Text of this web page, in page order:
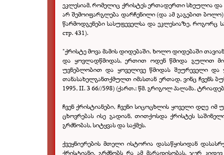
ეკლესიამ, რომელიც ქრისტეს ერთადერთი სხეულია და
არ შემოიფარგლება დარჩენილი (და ამ გაგებით
წარმოდგენები სასუფეველსა და ეკლესიაზე, როგორც
стр. 431).
"ქრისტე მოვა მამის დიდებაში, ხოლო დიდებაში
და ყოვლადწმიდას, ერთით ოდენ წმიდა გულით
უვნებლობით და ყოველივე წმიდას შეურეველი
თანასახელგანთქმულთ იმასთან ერთად, ვინც ჩვენს
1995, II. 3 66//598) (ქართ.: წმ. გრიგოლ პალამა.
ჩვენ ქრისტიანები, ჩვენი სიცოცხლის ყოველი დღე
ცხოვრებას ისე გადიან, თითქოსდა ქრისტეს
გრძნობას, სიტყვას და საქმეს.
ქვეყნიერების მთელი ისტორია დასაწყისიდან
ქრისტიანი, გრძნობს რა ამ მარადისობას, ჯერ